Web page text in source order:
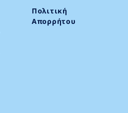
Πολιτική
Απορρήτου